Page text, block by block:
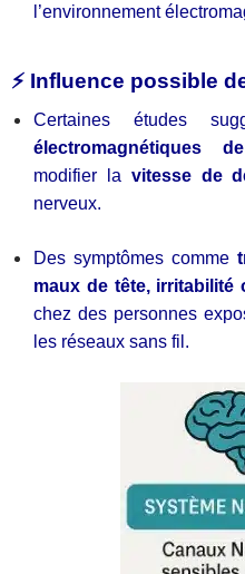
l’environnement
⚡ Influence possible
Certaines études
électromagnétiques
modifier la vitesse de
nerveux.
Des symptômes comme
maux de tête, irritabilité
chez des personnes
les réseaux sans fil.